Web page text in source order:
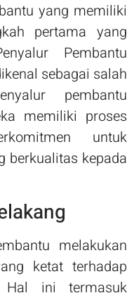
yang memiliki
pertama yang
Pembantu
sebagai salah
pembantu
memiliki proses
untuk
berkualitas kepada
melakukan
ketat terhadap
Hal ini termasuk